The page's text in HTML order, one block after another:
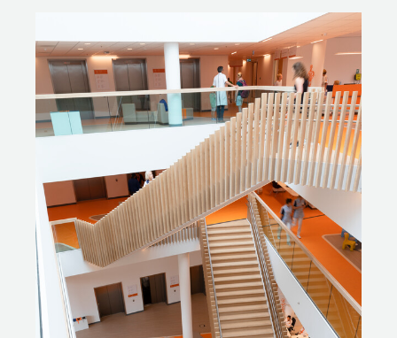
maanden open. Een paar dingen zijn dan heel
spannend. Medewerkers die voorheen in verschillende
ziekenhuizen werkten, werken nu in één nieuw pand –
zowel je collega’s als het pand zijn dus nieuw. En: we
hebben het allemaal goed uitgedacht, maar werkt het
ook zoals we hoopten? Tijdens de planvorming hebben
we goed geluisterd naar de ouders en kinderen en de
nieuwe ouder-kindkamers bevallen meteen hartstikke
goed. Het is ook een uniek concept. Je loopt natuurlijk
altijd tegen praktische puntjes aan. We blijven zaken
evalueren en finetunen en we hebben nog steeds korte
lijntjes met iedereen. Ook met Gispen, als er
bijvoorbeeld extra meubilair nodig is.’